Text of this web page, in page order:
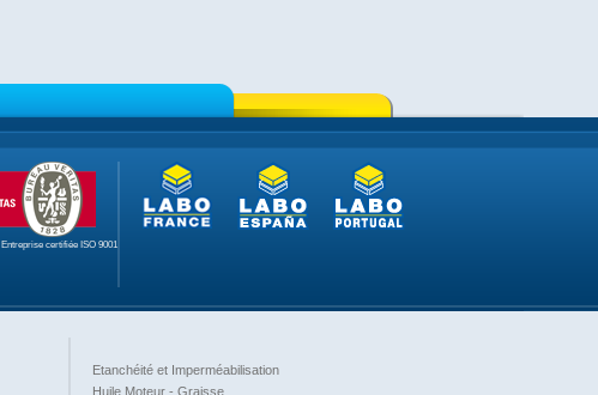
Entreprise certifiée ISO 9001
Etanchéité et Imperméabilisation
Huile Moteur - Graisse